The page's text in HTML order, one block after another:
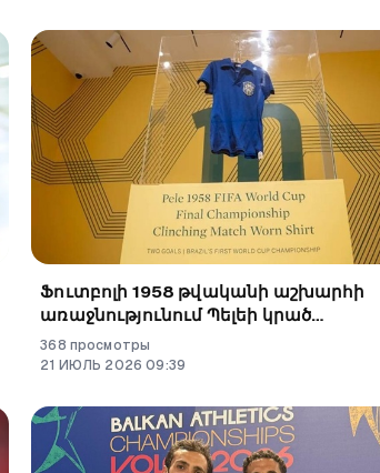
Ֆուտբոլի 1958 թվականի աշխարհի
առաջնությունում Պելեի կրած
մարզաշապիկը վաճառվել է 4.9 միլիոն
դոլարով
368 просмотры
21 ИЮЛЬ 2026 09:39